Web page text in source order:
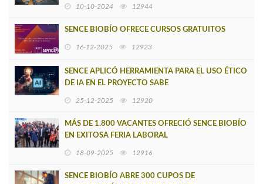
10-10-2024 12944
SENCE BIOBÍO OFRECE CURSOS GRATUITOS
16-12-2025 12923
SENCE APLICÓ HERRAMIENTA PARA EL USO ÉTICO
DE IA EN EL PROYECTO SABE
25-12-2025 12920
MÁS DE 1.800 VACANTES OFRECIÓ SENCE BIOBÍO
EN EXITOSA FERIA LABORAL
18-09-2025 12916
SENCE BIOBÍO ABRE 300 CUPOS DE